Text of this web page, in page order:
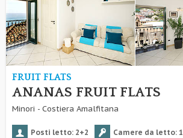
FRUIT FLATS
ANANAS FRUIT FLATS
Minori - Costiera Amalfitana
Posti letto: 2+2 Camere da letto: 1